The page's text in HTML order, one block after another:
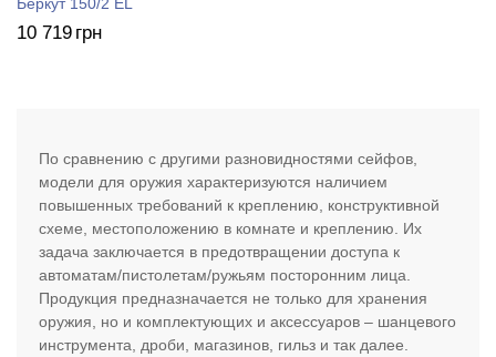
10 719 грн
По сравнению с другими разновидностями сейфов,
модели для оружия характеризуются наличием
повышенных требований к креплению, конструктивной
схеме, местоположению в комнате и креплению. Их
задача заключается в предотвращении доступа к
автоматам/пистолетам/ружьям посторонним лица.
Продукция предназначается не только для хранения
оружия, но и комплектующих и аксессуаров – шанцевого
инструмента, дроби, магазинов, гильз и так далее.